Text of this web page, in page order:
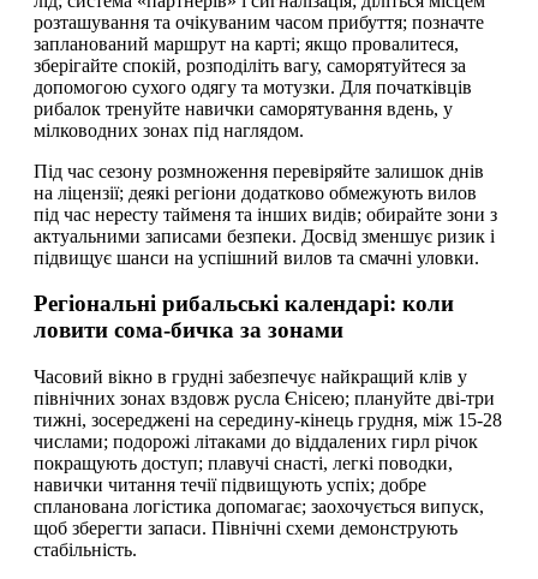
розташування та очікуваним часом прибуття; позначте
запланований маршрут на карті; якщо провалитеся,
зберігайте спокій, розподіліть вагу, саморятуйтеся за
допомогою сухого одягу та мотузки. Для початківців
рибалок тренуйте навички саморятування вдень, у
мілководних зонах під наглядом.
Під час сезону розмноження перевіряйте залишок днів
на ліцензії; деякі регіони додатково обмежують вилов
під час нересту тайменя та інших видів; обирайте зони з
актуальними записами безпеки. Досвід зменшує ризик і
підвищує шанси на успішний вилов та смачні уловки.
Регіональні рибальські календарі: коли
ловити сома-бичка за зонами
Часовий вікно в грудні забезпечує найкращий клів у
північних зонах вздовж русла Єнісею; плануйте дві-три
тижні, зосереджені на середину-кінець грудня, між 15-28
числами; подорожі літаками до віддалених гирл річок
покращують доступ; плавучі снасті, легкі поводки,
навички читання течії підвищують успіх; добре
спланована логістика допомагає; заохочується випуск,
щоб зберегти запаси. Північні схеми демонструють
стабільність.